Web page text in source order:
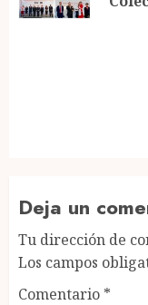
Deja un
Tu dirección de
Los campos
Comentario *